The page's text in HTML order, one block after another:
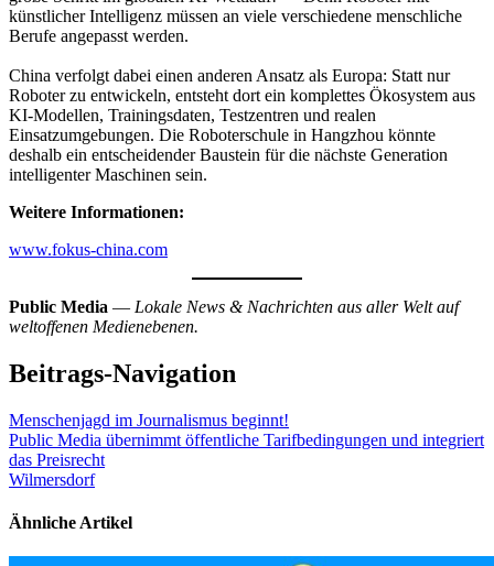
künstlicher Intelligenz müssen an viele verschiedene menschliche
Berufe angepasst werden.
China verfolgt dabei einen anderen Ansatz als Europa: Statt nur
Roboter zu entwickeln, entsteht dort ein komplettes Ökosystem aus
KI-Modellen, Trainingsdaten, Testzentren und realen
Einsatzumgebungen. Die Roboterschule in Hangzhou könnte
deshalb ein entscheidender Baustein für die nächste Generation
intelligenter Maschinen sein.
Weitere Informationen:
www.fokus-china.com
Public Media — Lokale News & Nachrichten aus aller Welt auf
weltoffenen Medienebenen.
Beitrags-Navigation
Menschenjagd im Journalismus beginnt!
Public Media übernimmt öffentliche Tarifbedingungen und integriert
das Preisrecht
Wilmersdorf
Ähnliche Artikel